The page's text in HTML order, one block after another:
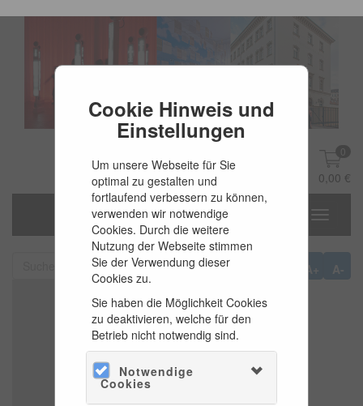
Cookie Hinweis und
Einstellungen
Um unsere Webseite für Sie
optimal zu gestalten und
fortlaufend verbessern zu können,
verwenden wir notwendige
Cookies. Durch die weitere
Nutzung der Webseite stimmen
Sie der Verwendung dieser
Cookies zu.
Sie haben die Möglichkeit Cookies
zu deaktivieren, welche für den
Betrieb nicht notwendig sind.
Notwendige
Cookies
DE
0
0,00 €
Toggle
A-
A+